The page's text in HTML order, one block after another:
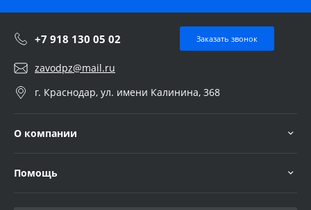
+7 918 130 05 02 Заказать звонок
zavodpz@mail.ru
г. Краснодар, ул. имени Калинина, 368
О компании
Помощь